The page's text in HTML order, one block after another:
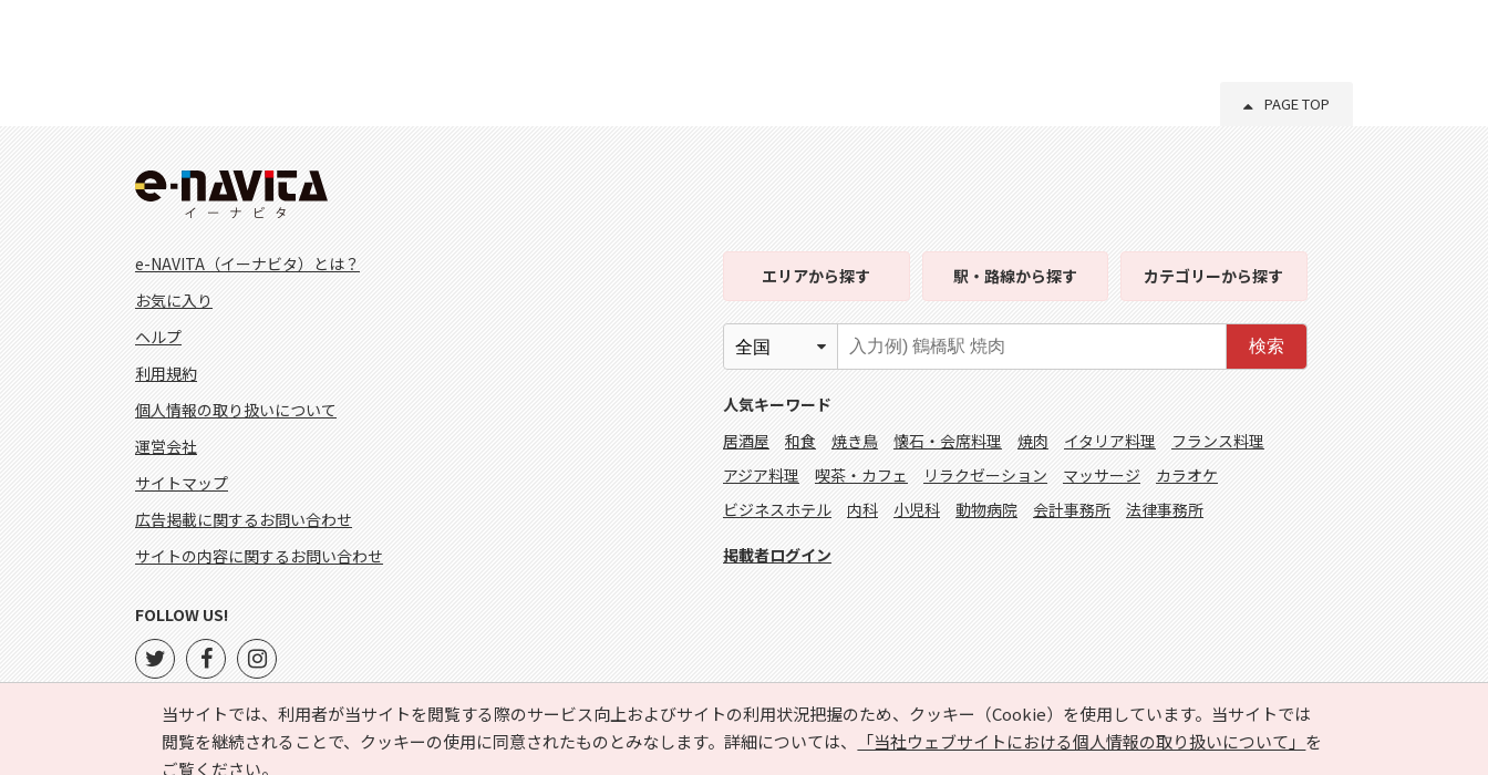
PAGE TOP
当サイトでは、利用者が当サイトを閲覧する際のサービス向上およびサイトの利用状況把握のため、クッキー（Cookie）を使用しています。当サイトでは
閲覧を継続されることで、クッキーの使用に同意されたものとみなします。詳細については、
「当社ウェブサイトにおける個人情報の取り扱いについて」 を
ご覧ください。
e-NAVITA（イーナビタ）とは？
お気に入り
ヘルプ
利用規約
個人情報の取り扱いについて
運営会社
サイトマップ
広告掲載に関するお問い合わせ
サイトの内容に関するお問い合わせ
エリアから探す 駅・路線から探す カテゴリーから探す
検索
人気キーワード
居酒屋
和食 焼き鳥 懐石・会席料理 焼肉 イタリア料理
フランス料理
アジア料理
喫茶・カフェ リラクゼーション マッサージ
カラオケ
ビジネスホテル
内科 小児科 動物病院 会計事務所 法律事務所
掲載者ログイン
FOLLOW US!
Copyright © HYOJITO.Co.,Ltd. All Rights Reserved.